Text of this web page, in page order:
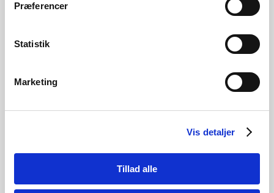
Præferencer
Statistik
Marketing
Vis detaljer
Tillad alle
BRANDS
Centurion
Norden
Woom
Usserød Kongevej 80
Telefon:45 86 00 41